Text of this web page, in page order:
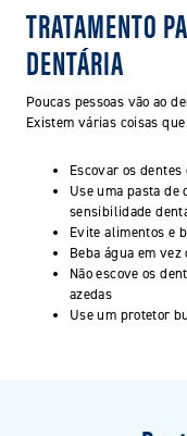
TRATAMENTO
DENTÁRIA
Poucas pessoas vão ao
Existem várias coisas
Escovar os
Use uma pasta
sensibilidade
Evite alimentos e
Beba água em
Não escove os
azedas
Use um protetor